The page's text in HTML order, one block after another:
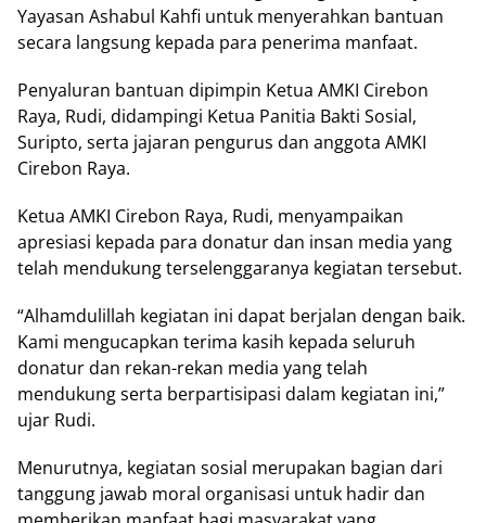
Yayasan Ashabul Kahfi untuk menyerahkan bantuan
secara langsung kepada para penerima manfaat.
Penyaluran bantuan dipimpin Ketua AMKI Cirebon
Raya, Rudi, didampingi Ketua Panitia Bakti Sosial,
Suripto, serta jajaran pengurus dan anggota AMKI
Cirebon Raya.
Ketua AMKI Cirebon Raya, Rudi, menyampaikan
apresiasi kepada para donatur dan insan media yang
telah mendukung terselenggaranya kegiatan tersebut.
“Alhamdulillah kegiatan ini dapat berjalan dengan baik.
Kami mengucapkan terima kasih kepada seluruh
donatur dan rekan-rekan media yang telah
mendukung serta berpartisipasi dalam kegiatan ini,”
ujar Rudi.
Menurutnya, kegiatan sosial merupakan bagian dari
tanggung jawab moral organisasi untuk hadir dan